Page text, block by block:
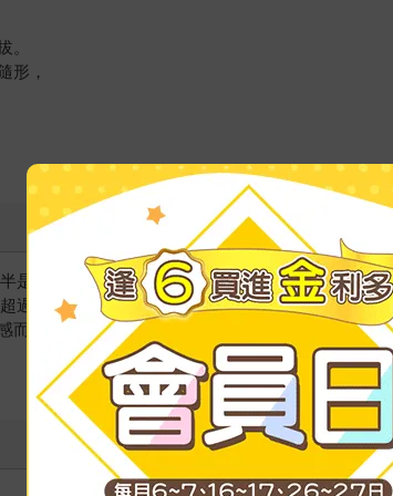
。
形，
是LGBT相關的羅曼史。現居倫敦，跟她的先生、
過二十本小說。《喜鵲迷情》是她第一本書，而且
去探索有趣的英國歷史或在國內旅行。她喜歡替